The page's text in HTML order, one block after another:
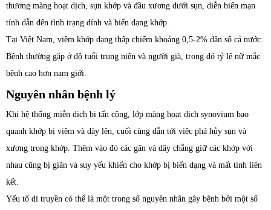
thương màng hoạt dịch, sụn khớp và đầu xương dưới sụn, diễn biến mạn
tính dẫn đến tình trạng dính và biến dạng khớp.
Tại Việt Nam, viêm khớp dạng thấp chiếm khoảng 0,5-2% dân số cả nước.
Bệnh thường gặp ở độ tuổi trung niên và người già, trong đó tỷ lệ nữ mắc
bệnh cao hơn nam giới.
Nguyên nhân bệnh lý
Khi hệ thống miễn dịch bị tấn công, lớp màng hoạt dịch synovium bao
quanh khớp bị viêm và dày lên, cuối cùng dẫn tới việc phá hủy sụn và
xương trong khớp. Thêm vào đó các gân và dây chằng giữ các khớp với
nhau cũng bị giãn và suy yếu khiến cho khớp bị biến dạng và mất tính liên
kết.
Yếu tố di truyền có thể là một trong số nguyên nhân gây bệnh bởi một số